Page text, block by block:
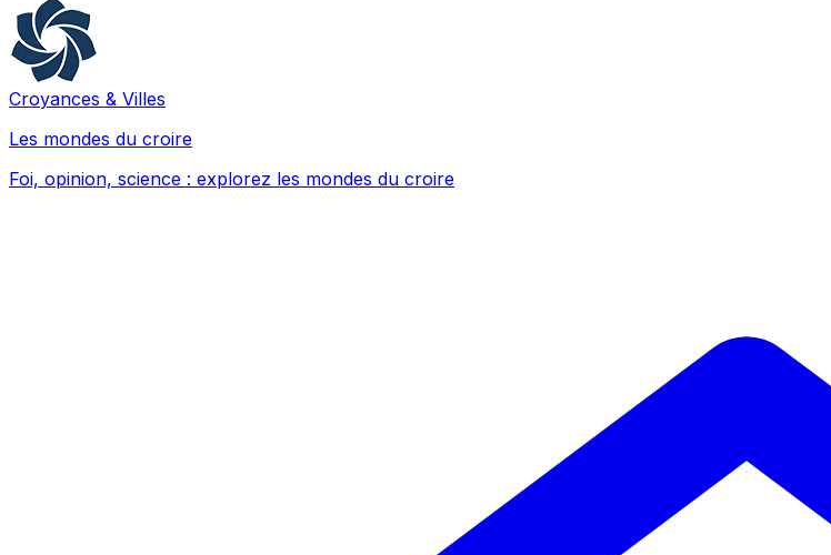
Croyances & Villes
Les mondes du croire
Foi, opinion, science : explorez les mondes du croire